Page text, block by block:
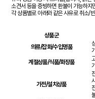
소견서 등을 증빙하면 환불이 가능하지
각 상품별로 아래와 같은 사유로 취소/
상품군
의류/잡화/수입명품
계절상품/식품/화장품
가전/설치상품